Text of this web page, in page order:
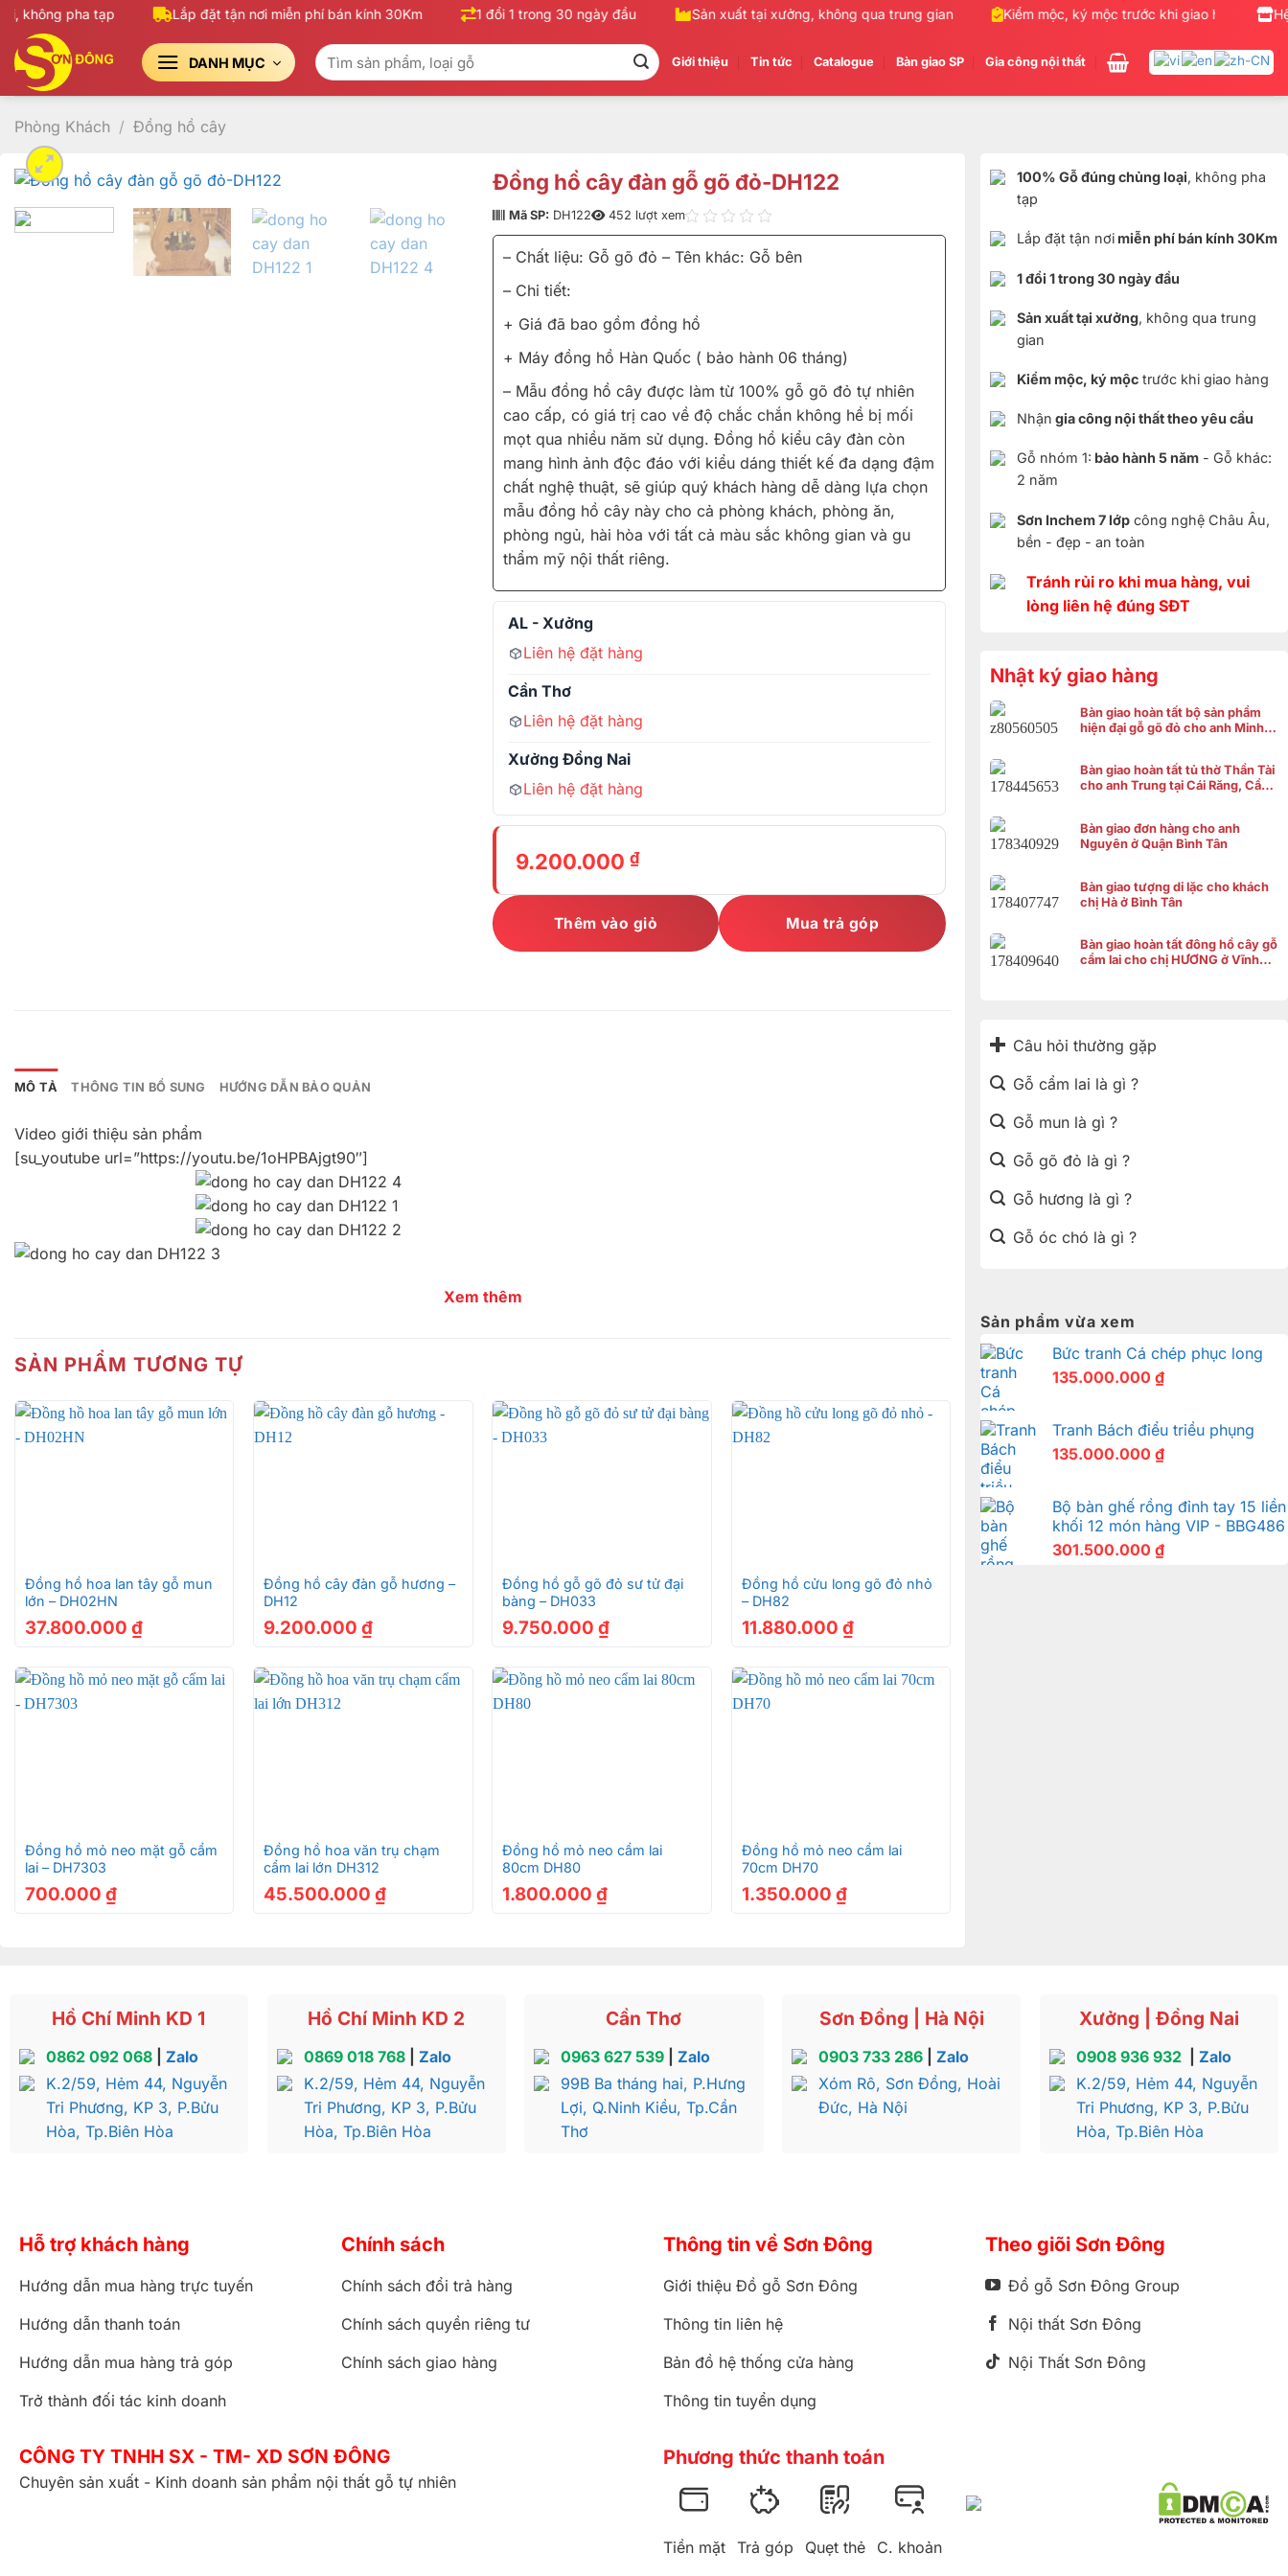
Bỏ
nội
dung
không pha tạp Lắp đặt tận nơi miễn phí bán kính 30Km 1 đổi 1 trong 30 ngày đầu Sản xuất tại xưởng, không qua trung gian Kiểm mộc, ký mộc trước khi giao hàng
DANH MỤC
Tìm
kiếm:
Giới thiệu Tin tức Catalogue Bàn giao SP Gia công nội thất
Phòng Khách / Đồng hồ cây
100% Gỗ đúng chủng loại, không pha
tạp
Lắp đặt tận nơimiễn phí bán kính 30Km
1 đổi 1 trong 30 ngày đầu
Sản xuất tại xưởng, không qua trung
gian
Kiểm mộc, ký mộctrước khi giao hàng
Nhận gia công nội thất theo yêu cầu
Gỗ nhóm 1: bảo hành 5 năm- Gỗ khác:
2 năm
Sơn Inchem 7 lớpcông nghệ Châu Âu,
bền - đẹp - an toàn
Tránh rủi ro khi mua hàng, vui
lòng liên hệ đúng SĐT
Nhật ký giao hàng
Bàn giao hoàn tất bộ sản phẩm
hiện đại gỗ gõ đỏ cho anh Minh ở
Bàn giao hoàn tất tủ thờ Thần Tài
cho anh Trung tại Cái Răng, Cần
Bàn giao đơn hàng cho anh
Nguyên ở Quận Bình Tân
Bàn giao tượng di lặc cho khách
chị Hà ở Bình Tân
Bàn giao hoàn tất đông hồ cây gỗ
cẩm lai cho chị HƯƠNG ở Vĩnh
Câu hỏi thường gặp
Gỗ cẩm lai là gì ?
Gỗ mun là gì ?
Gỗ gõ đỏ là gì ?
Gỗ hương là gì ?
Gỗ óc chó là gì ?
Sản phẩm vừa xem
Bức tranh Cá chép phục long
135.000.000 ₫
Tranh Bách điểu triều phụng
135.000.000 ₫
Bộ bàn ghế rồng đỉnh tay 15 liền
khối 12 món hàng VIP - BBG486
301.500.000 ₫
Đồng hồ cây đàn gỗ gõ đỏ-DH122
Mã SP: DH122 452 lượt xem
– Chất liệu: Gỗ gõ đỏ – Tên khác: Gỗ bên
– Chi tiết:
+ Giá đã bao gồm đồng hồ
+ Máy đồng hồ Hàn Quốc ( bảo hành 06 tháng)
– Mẫu đồng hồ cây được làm từ 100% gỗ gõ đỏ tự nhiên
cao cấp, có giá trị cao về độ chắc chắn không hề bị mối
mọt qua nhiều năm sử dụng. Đồng hồ kiểu cây đàn còn
mang hình ảnh độc đáo với kiểu dáng thiết kế đa dạng đậm
chất nghệ thuật, sẽ giúp quý khách hàng dễ dàng lựa chọn
mẫu đồng hồ cây này cho cả phòng khách, phòng ăn,
phòng ngủ, hài hòa với tất cả màu sắc không gian và gu
thẩm mỹ nội thất riêng.
AL - Xưởng
Liên hệ đặt hàng
Cần Thơ
Liên hệ đặt hàng
Xưởng Đồng Nai
Liên hệ đặt hàng
9.200.000 ₫
Thêm vào giỏ Mua trả góp
MÔ TẢ THÔNG TIN BỔ SUNG HƯỚNG DẪN BẢO QUẢN
Video giới thiệu sản phẩm
[su_youtube url=”https://youtu.be/1oHPBAjgt90″]
Xem thêm
SẢN PHẨM TƯƠNG TỰ
Đồng hồ hoa lan tây gỗ mun
lớn – DH02HN
37.800.000 ₫
Đồng hồ cây đàn gỗ hương –
DH12
9.200.000₫
Đồng hồ gỗ gõ đỏ sư tử đại
bàng – DH033
9.750.000₫
Đồng hồ cửu long gõ đỏ nhỏ
– DH82
11.880.000 ₫
Đồng hồ mỏ neo mặt gỗ cẩm
lai – DH7303
700.000 ₫
Đồng hồ hoa văn trụ chạm
cẩm lai lớn DH312
45.500.000₫
Đồng hồ mỏ neo cẩm lai
80cm DH80
1.800.000₫
Đồng hồ mỏ neo cẩm lai
70cm DH70
1.350.000 ₫
Hồ Chí Minh KD 1
0862 092 068| Zalo
K.2/59, Hẻm 44, Nguyễn
Tri Phương, KP 3, P.Bửu
Hòa, Tp.Biên Hòa
Hồ Chí Minh KD 2
0869 018 768| Zalo
K.2/59, Hẻm 44, Nguyễn
Tri Phương, KP 3, P.Bửu
Hòa, Tp.Biên Hòa
Cần Thơ
0963 627 539 |Zalo
99B Ba tháng hai, P.Hưng
Lợi, Q.Ninh Kiều, Tp.Cần
Thơ
Sơn Đồng | Hà Nội
0903 733 286 |Zalo
Xóm Rô, Sơn Đồng, Hoài
Đức, Hà Nội
Xưởng | Đồng Nai
0908 936 932
Zalo
K.2/59, Hẻm 44, Nguyễn
Tri Phương, KP 3, P.Bửu
Hòa, Tp.Biên Hòa
Hỗ trợ khách hàng
Hướng dẫn mua hàng trực tuyến
Hướng dẫn thanh toán
Hướng dẫn mua hàng trả góp
Trở thành đối tác kinh doanh
Chính sách
Chính sách đổi trả hàng
Chính sách quyền riêng tư
Chính sách giao hàng
Thông tin về Sơn Đông
Giới thiệu Đồ gỗ Sơn Đông
Thông tin liên hệ
Bản đồ hệ thống cửa hàng
Thông tin tuyển dụng
Theo giõi Sơn Đông
Đồ gỗ Sơn Đông Group
Nội thất Sơn Đông
Nội Thất Sơn Đông
CÔNG TY TNHH SX - TM- XD SƠN ĐÔNG
Chuyên sản xuất - Kinh doanh sản phẩm nội thất gỗ tự nhiên
Phương thức thanh toán
Tiền mặt Trả góp Quẹt thẻ C. khoản